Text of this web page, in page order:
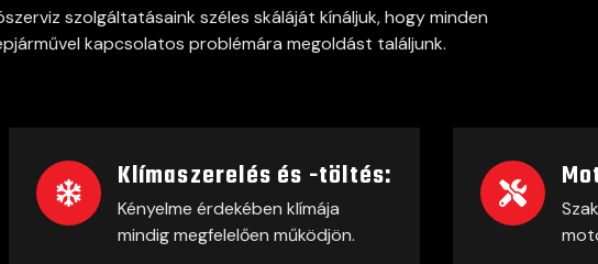
szolgáltatásaink széles skáláját kínáljuk, hogy minden
kapcsolatos problémára megoldást találjunk.
Klímaszerelés és -töltés:
Kényelme érdekében klímája
mindig megfelelően működjön.